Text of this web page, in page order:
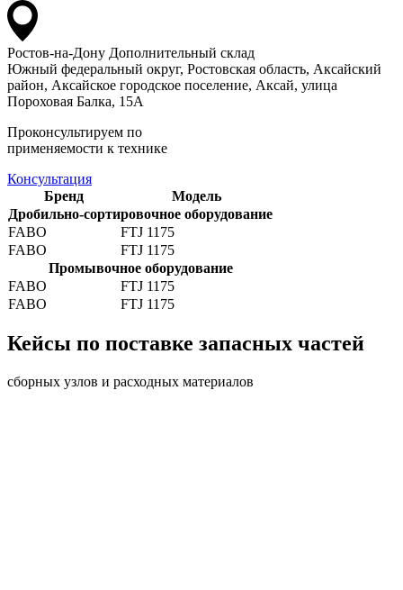
Ростов-на-Дону Дополнительный склад
Южный федеральный округ, Ростовская область, Аксайский
район, Аксайское городское поселение, Аксай, улица
Пороховая Балка, 15А
Проконсультируем по
применяемости к технике
Консультация
Бренд
Модель
Дробильно-сортировочное оборудование
FABO
FTJ 1175
FABO
FTJ 1175
Промывочное оборудование
FABO
FTJ 1175
FABO
FTJ 1175
Кейсы по поставке запасных частей
сборных узлов и расходных материалов